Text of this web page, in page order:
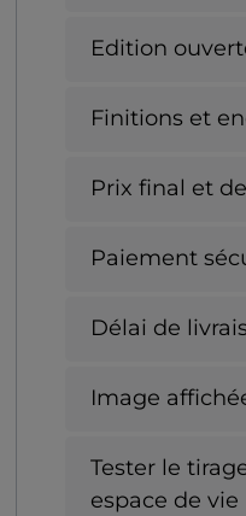
Edition
Finitions et
Prix final et
Paiement
Délai de
Image
Tester le
espace de vie